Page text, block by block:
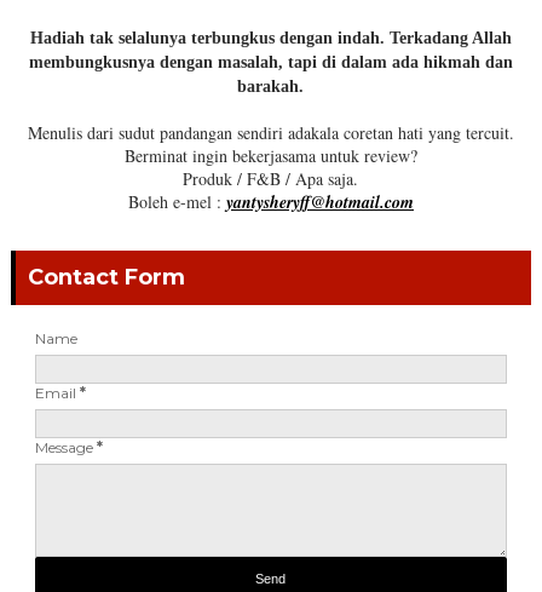
Hadiah tak selalunya terbungkus dengan indah. Terkadang Allah
membungkusnya dengan masalah, tapi di dalam ada hikmah dan
barakah.
Menulis dari sudut pandangan sendiri adakala coretan hati yang tercuit.
Berminat ingin bekerjasama untuk review?
Produk / F&B / Apa saja.
Boleh e-mel : yantysheryff@hotmail.com
Contact Form
Name
Email *
Message *